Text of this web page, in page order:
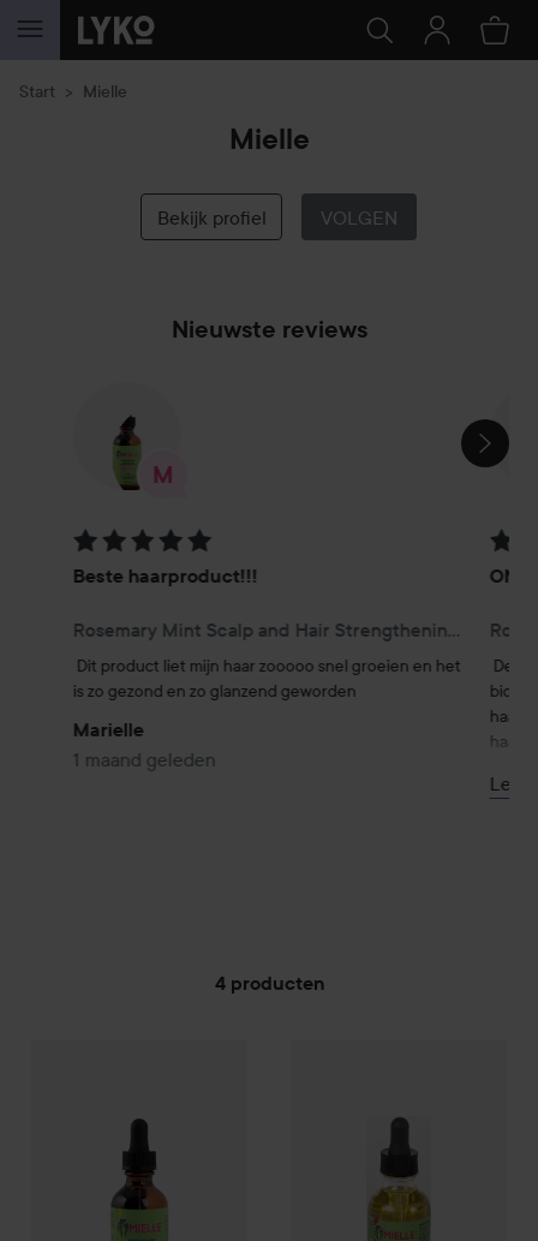
GA NAAR INHOUD
Start Mielle
Mielle
Bekijk profiel VOLGEN
Nieuwste reviews
SECTIE OVERSLAAN
Beoordeling: 5 van de 5
Beste haarproduct!!!
Rosemary Mint Scalp and Hair Strengthening Oil 59 ml
Dit product liet mijn haar zooooo snel groeien en het
is zo gezond en zo glanzend geworden
Marielle
1 maand geleden
Deze
Lees
4 producten